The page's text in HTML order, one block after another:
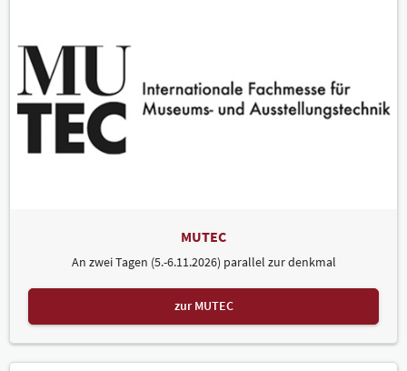
MUTEC
An zwei Tagen (5.-6.11.2026) parallel zur denkmal
zur MUTEC